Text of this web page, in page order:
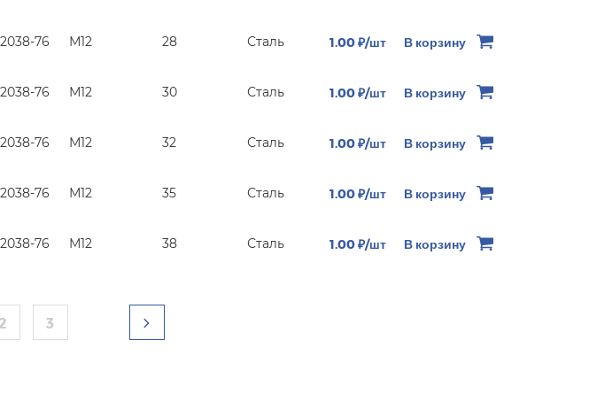
76 М12 28 Сталь 1.00 ₽/шт В корзину
76 М12 30 Сталь 1.00 ₽/шт В корзину
76 М12 32 Сталь 1.00 ₽/шт В корзину
76 М12 35 Сталь 1.00 ₽/шт В корзину
76 М12 38 Сталь 1.00 ₽/шт В корзину
2 3